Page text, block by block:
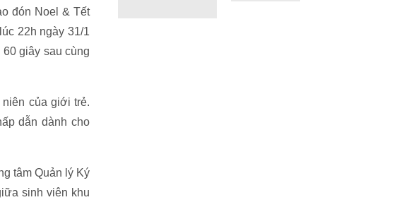
đón Noel & Tết
22h ngày 31/1
giây sau cùng
của giới trẻ.
dẫn dành cho
tâm Quản lý Ký
sinh viên khu